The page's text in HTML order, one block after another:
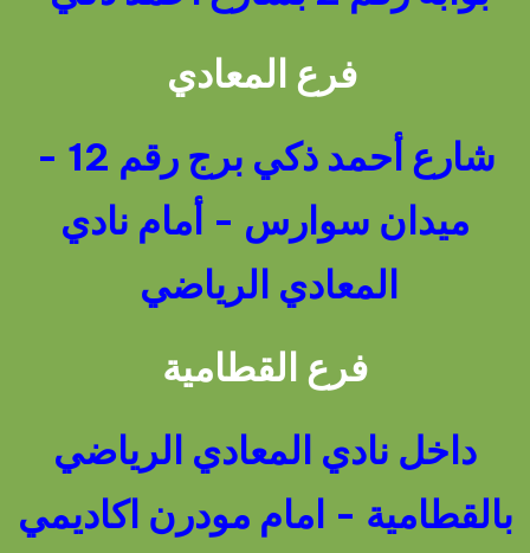
فرع المعادي
شارع أحمد ذكي برج رقم 12 -
ميدان سوارس - أمام نادي
المعادي الرياضي
فرع القطامية
داخل نادي المعادي الرياضي
بالقطامية - امام مودرن اكاديمي